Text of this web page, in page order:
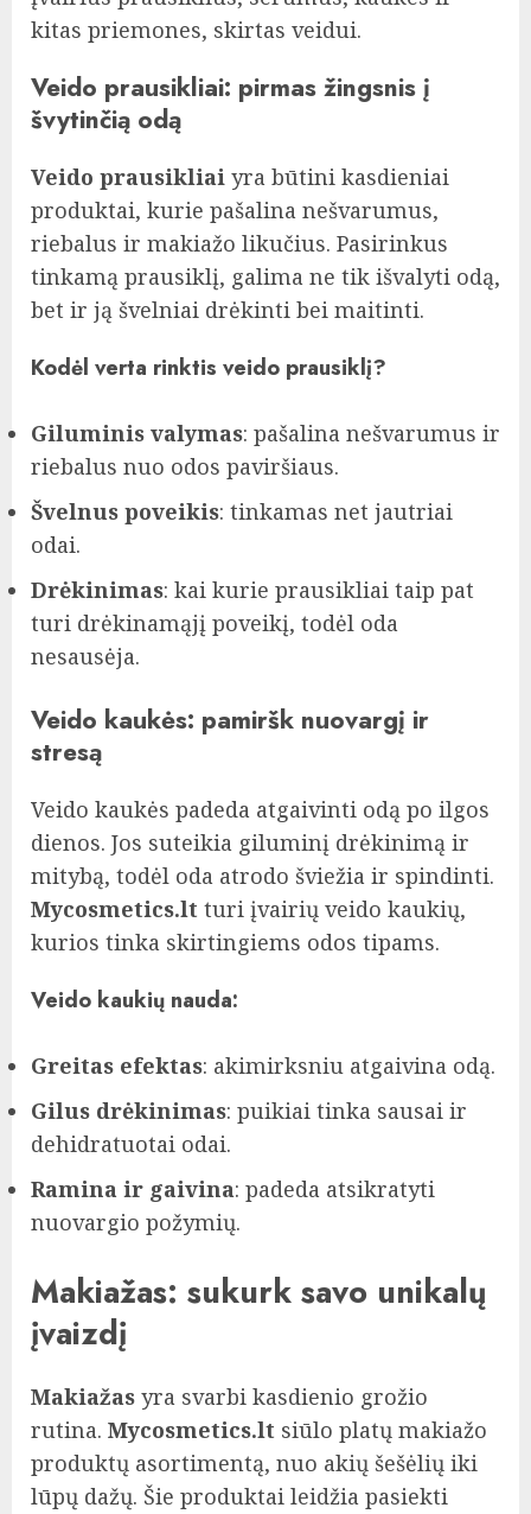
kitas priemones, skirtas veidui.
Veido prausikliai: pirmas žingsnis į
švytinčią odą
Veido prausikliai yra būtini kasdieniai
produktai, kurie pašalina nešvarumus,
riebalus ir makiažo likučius. Pasirinkus
tinkamą prausiklį, galima ne tik išvalyti odą,
bet ir ją švelniai drėkinti bei maitinti.
Kodėl verta rinktis veido prausiklį?
Giluminis valymas: pašalina nešvarumus ir
riebalus nuo odos paviršiaus.
Švelnus poveikis: tinkamas net jautriai
odai.
Drėkinimas: kai kurie prausikliai taip pat
turi drėkinamąjį poveikį, todėl oda
nesausėja.
Veido kaukės: pamiršk nuovargį ir
stresą
Veido kaukės padeda atgaivinti odą po ilgos
dienos. Jos suteikia giluminį drėkinimą ir
mitybą, todėl oda atrodo šviežia ir spindinti.
Mycosmetics.lt turi įvairių veido kaukių,
kurios tinka skirtingiems odos tipams.
Veido kaukių nauda:
Greitas efektas: akimirksniu atgaivina odą.
Gilus drėkinimas: puikiai tinka sausai ir
dehidratuotai odai.
Ramina ir gaivina: padeda atsikratyti
nuovargio požymių.
Makiažas: sukurk savo unikalų
įvaizdį
Makiažas yra svarbi kasdienio grožio
rutina. Mycosmetics.lt siūlo platų makiažo
produktų asortimentą, nuo akių šešėlių iki
lūpų dažų. Šie produktai leidžia pasiekti